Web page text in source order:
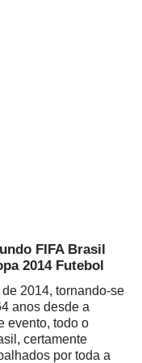
FIFA Brasil
2014 Futebol
2014, tornando-se
anos desde a
evento, todo o
certamente
por toda a